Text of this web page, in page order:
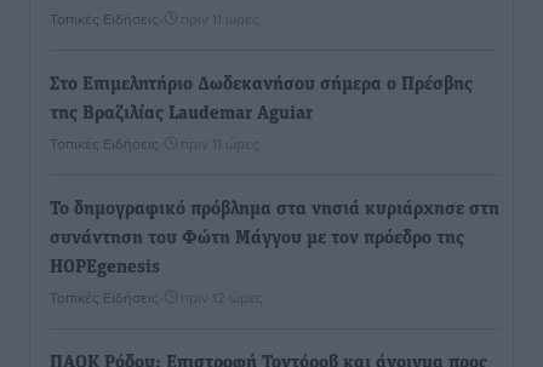
Τοπικές Ειδήσεις πριν 11 ώρες
Στο Επιμελητήριο Δωδεκανήσου σήμερα ο Πρέσβης
της Βραζιλίας Laudemar Aguiar
Τοπικές Ειδήσεις πριν 11 ώρες
To δημογραφικό πρόβλημα στα νησιά κυριάρχησε στη
συνάντηση του Φώτη Μάγγου με τον πρόεδρο της
HOPEgenesis
Τοπικές Ειδήσεις πριν 12 ώρες